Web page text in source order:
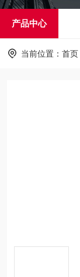
产品中心
当前位置： 首页